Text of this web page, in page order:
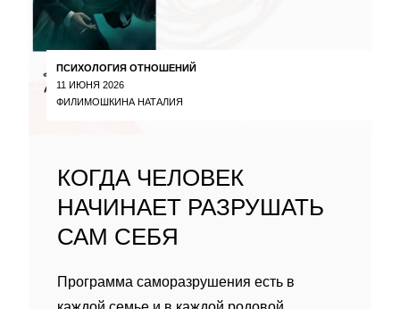
ПСИХОЛОГИЯ ОТНОШЕНИЙ
11 ИЮНЯ 2026
ФИЛИМОШКИНА НАТАЛИЯ
КОГДА ЧЕЛОВЕК
НАЧИНАЕТ РАЗРУШАТЬ
САМ СЕБЯ
Программа саморазрушения есть в